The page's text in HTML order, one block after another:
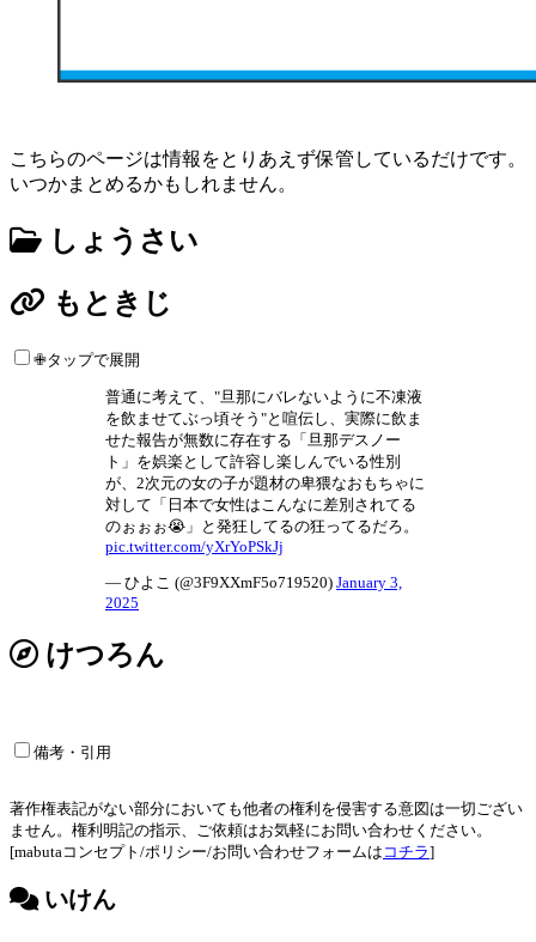
こちらのページは情報をとりあえず保管しているだけです。
いつかまとめるかもしれません。
しょうさい
もときじ
✙タップで展開
普通に考えて、"旦那にバレないように不凍液
を飲ませてぶっ頃そう"と喧伝し、実際に飲ま
せた報告が無数に存在する「旦那デスノー
ト」を娯楽として許容し楽しんでいる性別
が、2次元の女の子が題材の卑猥なおもちゃに
対して「日本で女性はこんなに差別されてる
のぉぉぉ😭」と発狂してるの狂ってるだろ。
pic.twitter.com/yXrYoPSkJj
— ひよこ (@3F9XXmF5o719520) January 3,
2025
けつろん
備考・引用
著作権表記がない部分においても他者の権利を侵害する意図は一切ござい
ません。権利明記の指示、ご依頼はお気軽にお問い合わせください。
[mabutaコンセプト/ポリシー/お問い合わせフォームは コチラ]
いけん